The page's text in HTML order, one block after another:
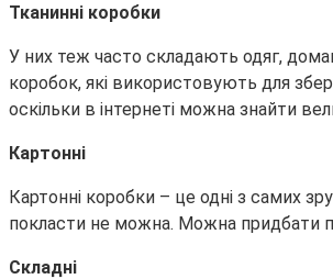
Тканинні коробки
У них теж часто складають одяг,
коробок, які використовують для
оскільки в інтернеті можна знайти
Картонні
Картонні коробки – це одні з самих
покласти не можна. Можна придбати
Складні